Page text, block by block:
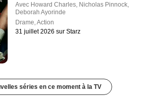
Avec Howard Charles Nicholas Pinnock
Deborah Ayorinde
Drame ,Action
31 juillet 2026 sur Starz
séries en ce moment à la TV